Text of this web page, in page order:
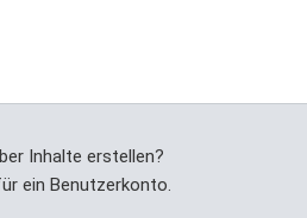
Inhalte erstellen?
ein Benutzerkonto.